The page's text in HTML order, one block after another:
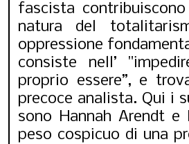
fascista
natura del
oppressione
consiste nell’
proprio essere”, e
precoce analista. Qui i
sono Hannah Arendt
peso cospicuo di una